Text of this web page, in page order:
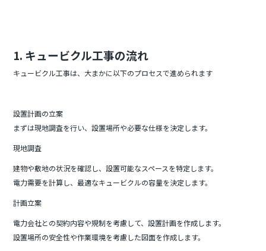
1. キュービクル工事の流れ
キュービクル工事は、大まかに以下のプロセスで進められます
設置計画の立案
まずは現地調査を行い、設置場所や必要な仕様を決定します。
現地調査
建物や敷地の状況を確認し、設置可能なスペースを特定します。
電力需要を計算し、最適なキュービクルの容量を決定します。
計画立案
電力会社との契約内容や規制を考慮して、設置計画を作成します。
設置場所の安全性や作業環境を考慮した図面を作成します。